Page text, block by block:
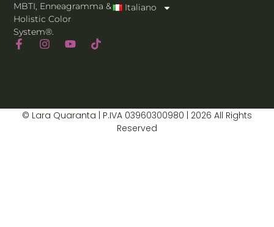
MBTI, Enneagramma &
Holistic Color
System®.
Italiano
© Lara Quaranta | P.IVA 03960300980 | 2026 All Rights
Reserved